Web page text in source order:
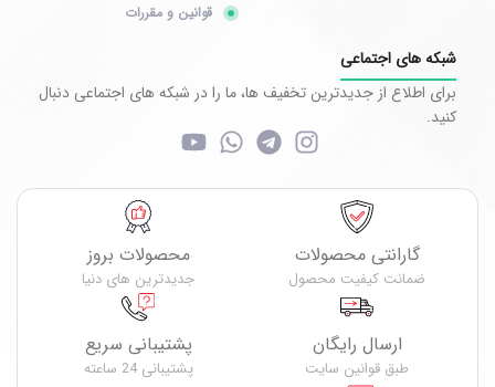
قوانین و مقررات
شبکه های اجتماعی
برای اطلاع از جدیدترین تخفیف ها، ما را در شبکه های اجتماعی دنبال
کنید.
گارانتی محصولات
ضمانت کیفیت محصول
محصولات بروز
جدیدترین های دنیا
ارسال رایگان
طبق قوانین سایت
پشتیبانی سریع
پشتیبانی 24 ساعته